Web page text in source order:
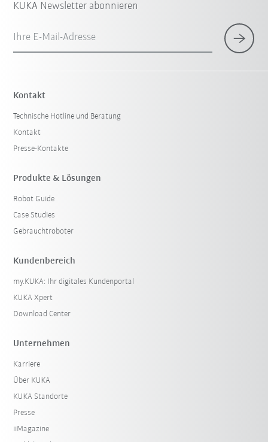
KUKA Newsletter abonnieren
Ihre E-Mail-Adresse
Kontakt
Technische Hotline und Beratung
Kontakt
Presse-Kontakte
Produkte & Lösungen
Robot Guide
Case Studies
Gebrauchtroboter
Kundenbereich
my.KUKA: Ihr digitales Kundenportal
KUKA Xpert
Download Center
Unternehmen
Karriere
Über KUKA
KUKA Standorte
Presse
iiMagazine